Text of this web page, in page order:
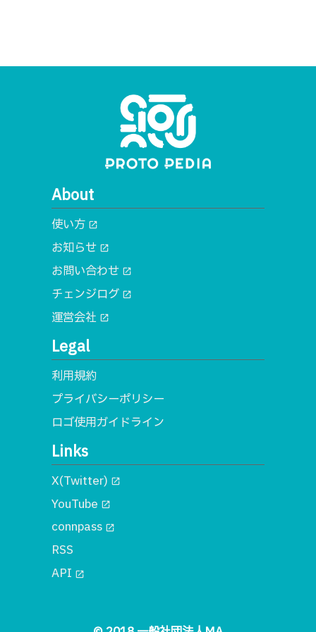
About
使い方 open_in_new
お知らせ open_in_new
お問い合わせ open_in_new
チェンジログ open_in_new
運営会社 open_in_new
Legal
利用規約
プライバシーポリシー
ロゴ使用ガイドライン
Links
X(Twitter) open_in_new
YouTube open_in_new
connpass open_in_new
RSS
API open_in_new